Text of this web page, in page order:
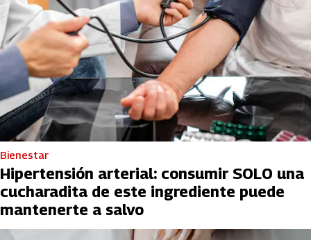
Bienestar
Hipertensión arterial: consumir SOLO una
cucharadita de este ingrediente puede
mantenerte a salvo